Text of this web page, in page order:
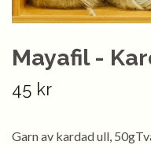
Mayafil -
45 kr
Garn av kardad ull,